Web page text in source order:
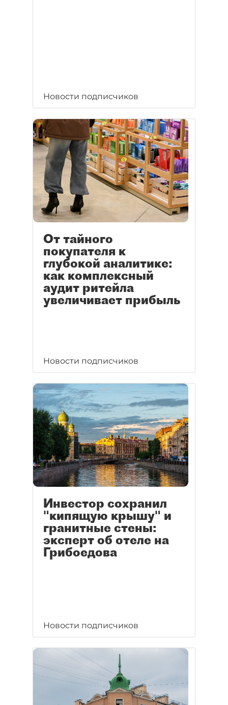
Новости подписчиков
От тайного
покупателя к
глубокой аналитике:
как комплексный
аудит ритейла
увеличивает прибыль
Новости подписчиков
Инвестор сохранил
"кипящую крышу" и
гранитные стены:
эксперт об отеле на
Грибоедова
Новости подписчиков